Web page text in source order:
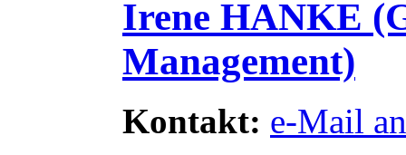
Irene HANKE
Management)
Kontakt: e-Mail